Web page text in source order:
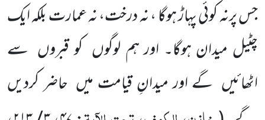
جس پرنہ کوئی پہاڑ ہوگا ، نہ درخت، نہ عمارت بلکہ ایک
چٹیل میدان ہوگا۔ اور ہم لوگوں کو قبروں سے
اٹھائیں گے اور میدانِقیامت میں حاضر کردیں